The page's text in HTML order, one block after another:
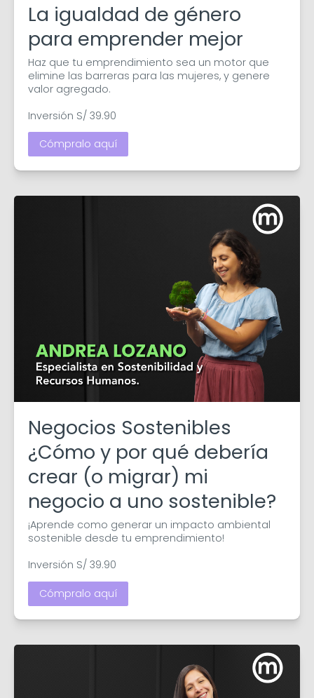
La igualdad de género
para emprender mejor
Haz que tu emprendimiento sea un motor que
elimine las barreras para las mujeres, y genere
valor agregado.
Inversión S/ 39.90
Cómpralo aquí
Negocios Sostenibles
¿Cómo y por qué debería
crear (o migrar) mi
negocio a uno sostenible?
¡Aprende como generar un impacto ambiental
sostenible desde tu emprendimiento!
Inversión S/ 39.90
Cómpralo aquí